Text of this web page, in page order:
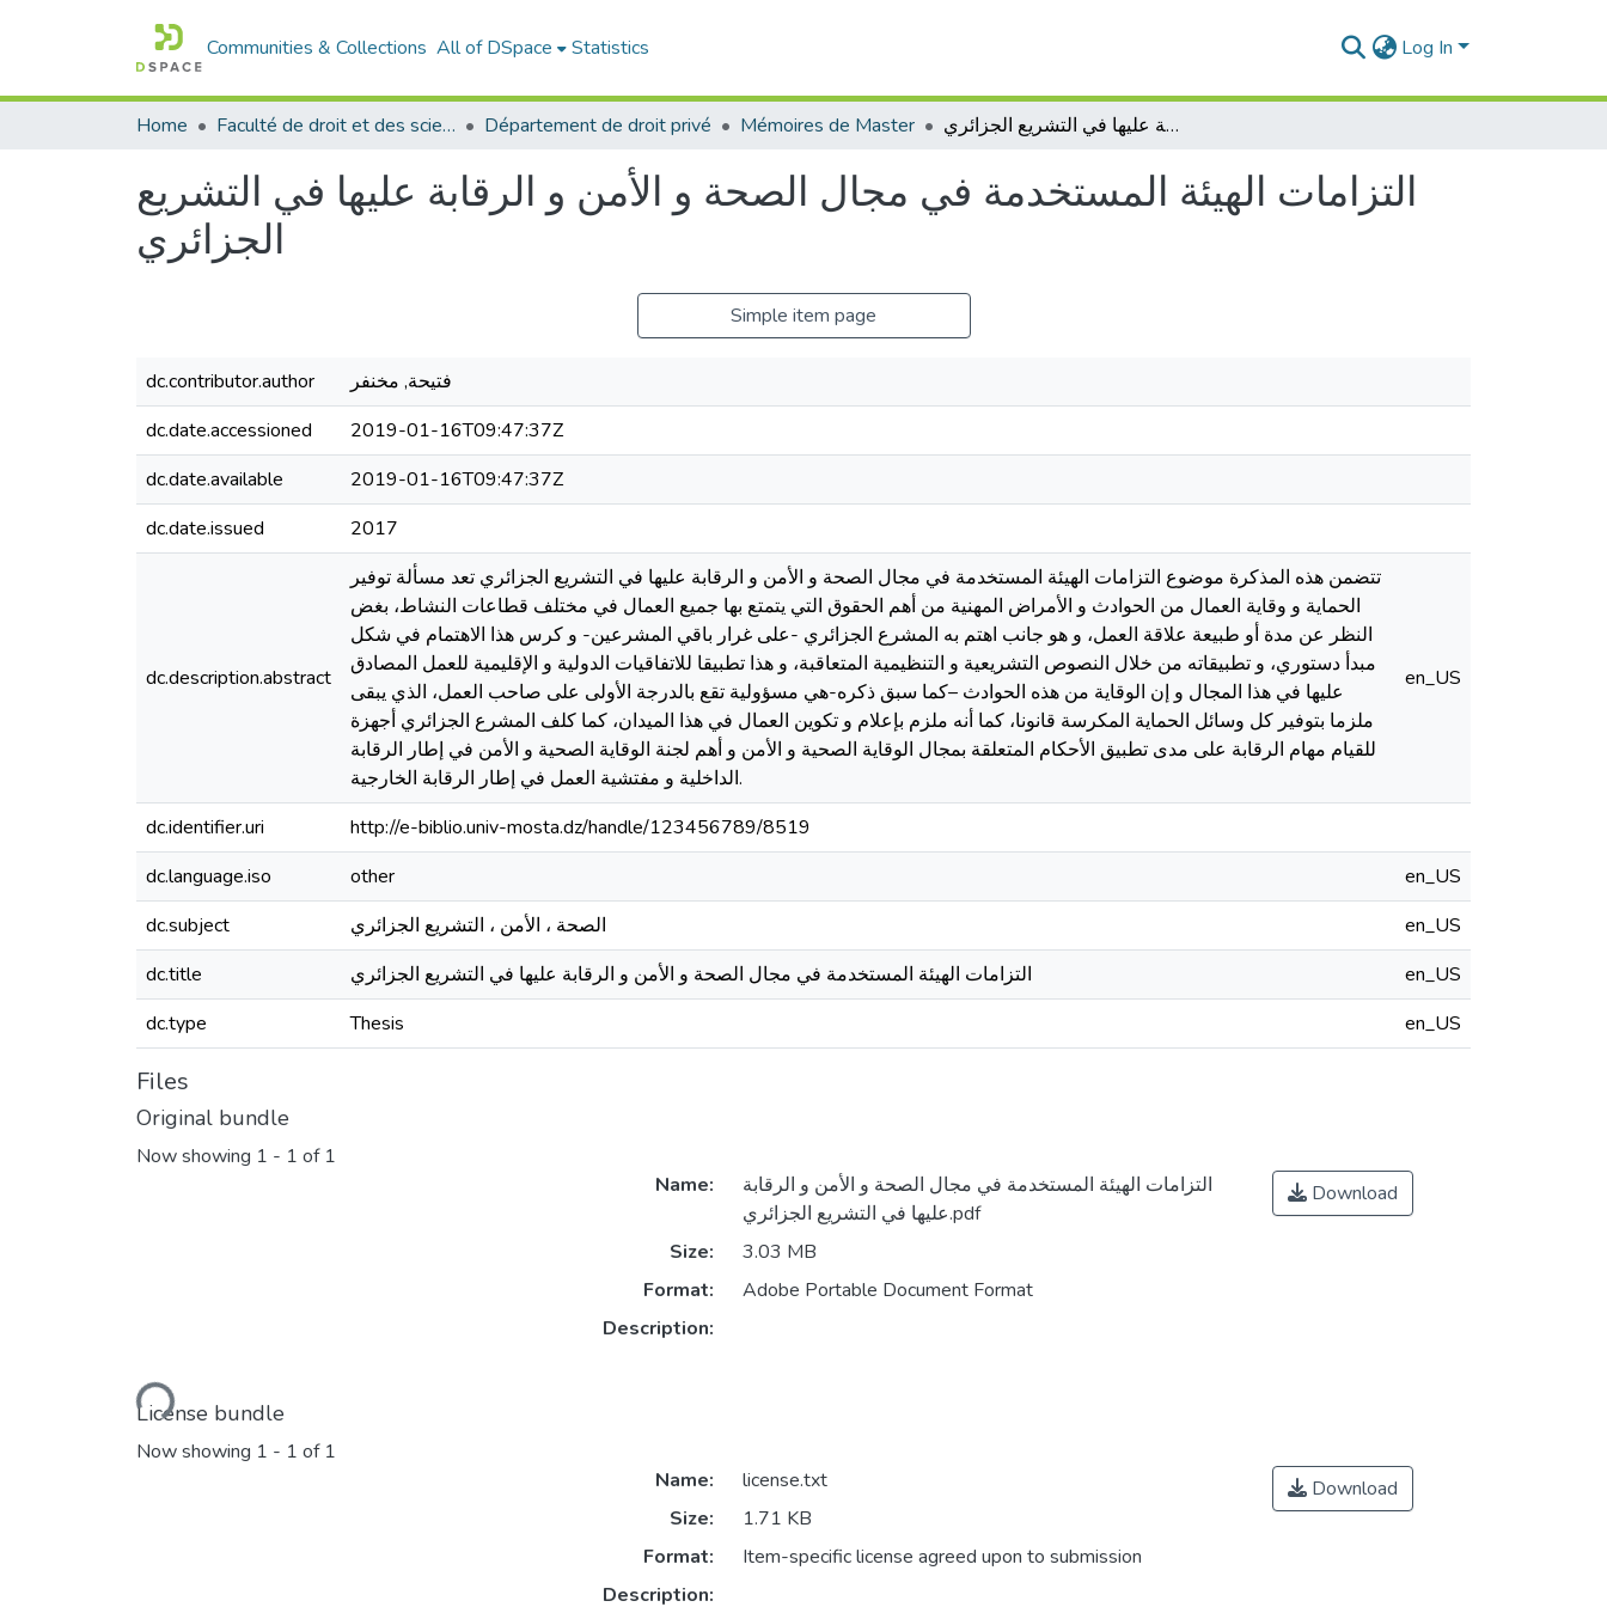
Communities & Collections All of DSpace Statistics Log In
Home Faculté de droit et des sciences politiques Département de droit privé Mémoires de Master التزامات الهيئة المستخدمة في مجال الصحة و الأمن و الرقابة عليها في التشريع الجزائري
التزامات الهيئة المستخدمة في مجال الصحة و الأمن و الرقابة عليها في التشريع
الجزائري
Simple item page
dc.contributor.author
فتيحة, مخنفر
dc.date.accessioned
2019-01-16T09:47:37Z
dc.date.available
2019-01-16T09:47:37Z
dc.date.issued
2017
dc.description.abstract
تتضمن هذه المذكرة موضوع التزامات الهيئة المستخدمة في مجال الصحة و الأمن و الرقابة عليها في التشريع الجزائري تعد مسألة توفير
الحماية و وقاية العمال من الحوادث و الأمراض المهنية من أهم الحقوق التي يتمتع بها جميع العمال في مختلف قطاعات النشاط، بغض
النظر عن مدة أو طبيعة علاقة العمل، و هو جانب اهتم به المشرع الجزائري -على غرار باقي المشرعين- و كرس هذا الاهتمام في شكل
مبدأ دستوري، و تطبيقاته من خلال النصوص التشريعية و التنظيمية المتعاقبة، و هذا تطبيقا للاتفاقيات الدولية و الإقليمية للعمل المصادق
عليها في هذا المجال و إن الوقاية من هذه الحوادث –كما سبق ذكره-هي مسؤولية تقع بالدرجة الأولى على صاحب العمل، الذي يبقى
ملزما بتوفير كل وسائل الحماية المكرسة قانونا، كما أنه ملزم بإعلام و تكوين العمال في هذا الميدان، كما كلف المشرع الجزائري أجهزة
للقيام مهام الرقابة على مدى تطبيق الأحكام المتعلقة بمجال الوقاية الصحية و الأمن و أهم لجنة الوقاية الصحية و الأمن في إطار الرقابة
.الداخلية و مفتشية العمل في إطار الرقابة الخارجية
en_US
dc.identifier.uri
http://e-biblio.univ-mosta.dz/handle/123456789/8519
dc.language.iso
other
en_US
dc.subject
الصحة ، الأمن ، التشريع الجزائري
en_US
dc.title
التزامات الهيئة المستخدمة في مجال الصحة و الأمن و الرقابة عليها في التشريع الجزائري
en_US
dc.type
Thesis en_US
Files
Original bundle
Now showing 1 - 1 of 1
Loading...
Name:
التزامات الهيئة المستخدمة في مجال الصحة و الأمن و الرقابة
عليها في التشريع الجزائري.pdf
Size:
3.03 MB
Format:
Adobe Portable Document Format
Description:
Download
License bundle
Now showing 1 - 1 of 1
Name:
license.txt
Size:
1.71 KB
Format:
Item-specific license agreed upon to submission
Description:
Download